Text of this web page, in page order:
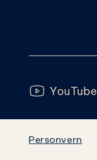
Følg oss:
YouTube
Personvern